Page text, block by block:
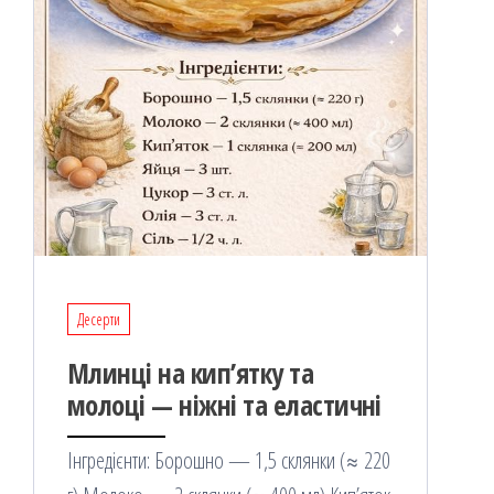
Десерти
Млинці на кип’ятку та
молоці — ніжні та еластичні
Інгредієнти: Борошно — 1,5 склянки (≈ 220